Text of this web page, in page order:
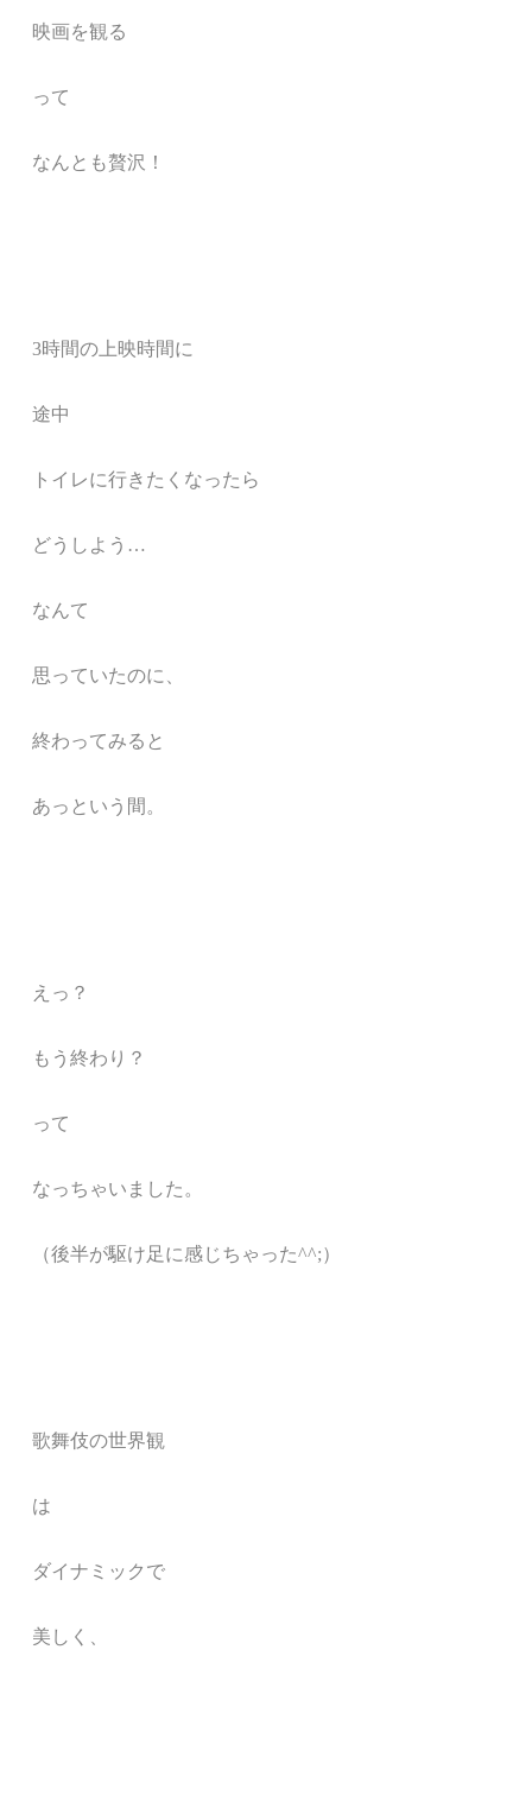
映画を観る
って
なんとも贅沢！
3時間の上映時間に
途中
トイレに行きたくなったら
どうしよう…
なんて
思っていたのに、
終わってみると
あっという間。
えっ？
もう終わり？
って
なっちゃいました。
（後半が駆け足に感じちゃった^^;）
歌舞伎の世界観
は
ダイナミックで
美しく、